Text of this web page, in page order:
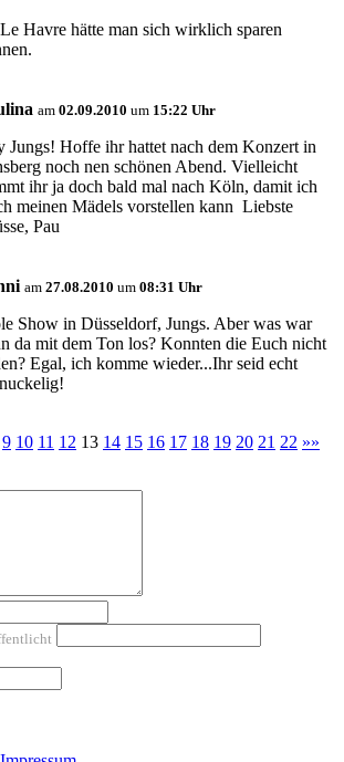
Havre hätte man sich wirklich sparen
am 02.09.2010 um 15:22 Uhr
Jungs! Hoffe ihr hattet nach dem Konzert in
noch nen schönen Abend. Vielleicht
ihr ja doch bald mal nach Köln, damit ich
meinen Mädels vorstellen kann Liebste
Pau
am 27.08.2010 um 08:31 Uhr
Show in Düsseldorf, Jungs. Aber was war
da mit dem Ton los? Konnten die Euch nicht
Egal, ich komme wieder...Ihr seid echt
9 10 11 12 13 14 15 16 17 18 19 20 21 22 »»